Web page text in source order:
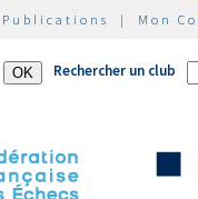
Publications | Mon
Rechercher un club